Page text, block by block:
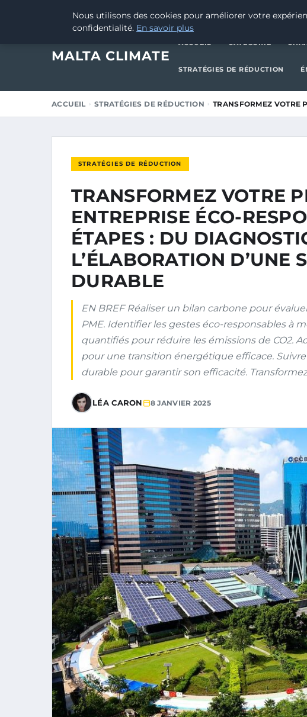
8 JANVIER 2025
MALTA CLIMATE
ACCUEIL CATÉGORIE
STRATÉGIES DE RÉDUCTION
ACCUEIL STRATÉGIES DE RÉDUCTION TRANSFORMEZ VOTRE
STRATÉGIES DE RÉDUCTION
TRANSFORMEZ VOTRE
ENTREPRISE ÉCO-
ÉTAPES : DU
L’ÉLABORATION D’UNE
DURABLE
EN BREF Réaliser un bilan carbone pour
PME. Identifier les gestes éco-responsables à
quantifiés pour réduire les émissions de CO2.
pour une transition énergétique efficace.
durable pour garantir son efficacité.
LÉA CARON 8 JANVIER 2025
Nous utilisons des cookies pour améliorer votre
confidentialité. En savoir plus